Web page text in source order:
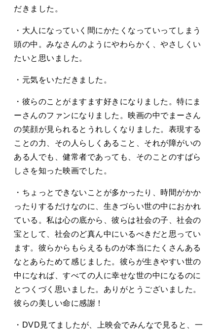
だきました。
・大人になっていく間にかたくなっていってしまう
頭の中。みなさんのようにやわらかく、やさしくい
たいと思いました。
・元気をいただきました。
・彼らのことがますます好きになりました。特にま
ーさんのファンになりました。映画の中でまーさん
の笑顔が見られるとうれしくなりました。表現する
ことの力、その人らしくあること、それが障がいの
ある人でも、健常者であっても、そのことのすばら
しさを知った映画でした。
・ちょっとできないことが多かったり、時間がかか
ったりするだけなのに、生きづらい世の中におかれ
ている。私は心の底から、彼らは社会の子、社会の
宝として、社会のど真ん中にいるべきだと思ってい
ます。彼らからもらえるものが本当にたくさんある
なとあらためて感じました。彼らが生きやすい世の
中になれば、すべての人に幸せな世の中になるのに
とつくづく思いました。ありがとうございました。
彼らの美しい命に感謝！
・DVD見てましたが、上映会でみんなで見ると、一